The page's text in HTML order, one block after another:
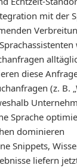
mit der
diese
(z. B.
Sprache
dominieren
Snippets,
liefern